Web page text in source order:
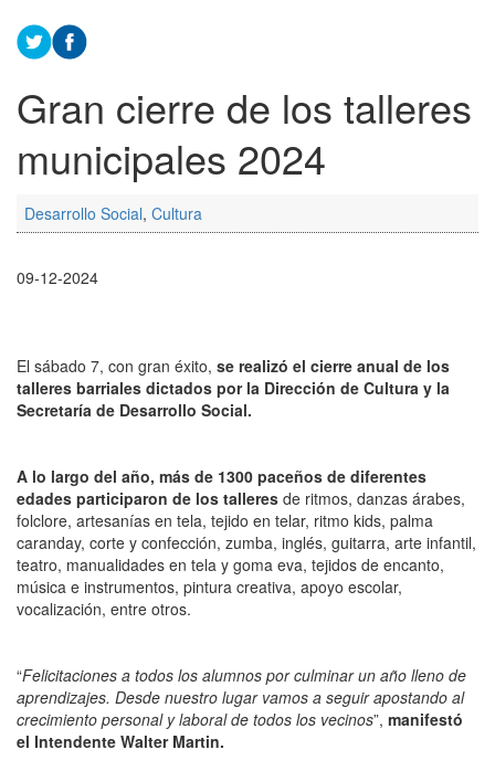
Gran cierre de los talleres
municipales 2024
Desarrollo Social, Cultura
09-12-2024
El sábado 7, con gran éxito, se realizó el cierre anual de los
talleres barriales dictados por la Dirección de Cultura y la
Secretaría de Desarrollo Social.
A lo largo del año, más de 1300 paceños de diferentes
edades participaron de los talleres de ritmos, danzas árabes,
folclore, artesanías en tela, tejido en telar, ritmo kids, palma
caranday, corte y confección, zumba, inglés, guitarra, arte infantil,
teatro, manualidades en tela y goma eva, tejidos de encanto,
música e instrumentos, pintura creativa, apoyo escolar,
vocalización, entre otros.
“Felicitaciones a todos los alumnos por culminar un año lleno de
aprendizajes. Desde nuestro lugar vamos a seguir apostando al
crecimiento personal y laboral de todos los vecinos”, manifestó
el Intendente Walter Martin.